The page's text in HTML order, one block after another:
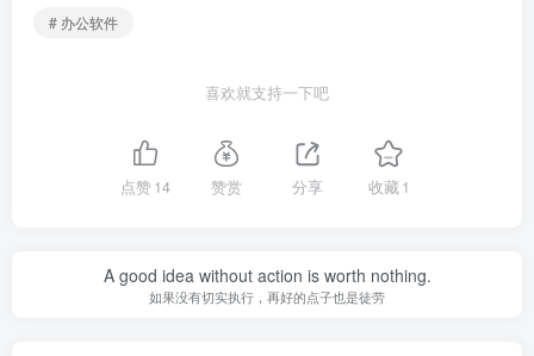
# 办公软件
喜欢就支持一下吧
点赞14 赞赏 分享 收藏1
A good idea without action is worth nothing.
如果没有切实执行，再好的点子也是徒劳